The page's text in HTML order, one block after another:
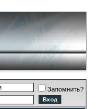
Запомнить?